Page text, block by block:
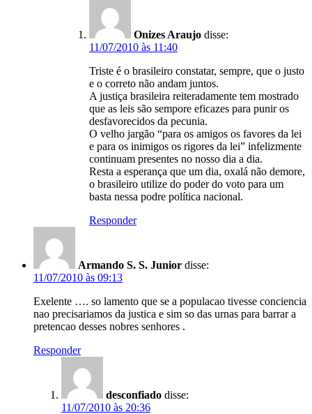
Onizes Araujo disse:
11/07/2010 às 11:40
Triste é o brasileiro constatar, sempre, que o justo
e o correto não andam juntos.
A justiça brasileira reiteradamente tem mostrado
que as leis são sempore eficazes para punir os
desfavorecidos da pecunia.
O velho jargão “para os amigos os favores da lei
e para os inimigos os rigores da lei” infelizmente
continuam presentes no nosso dia a dia.
Resta a esperança que um dia, oxalá não demore,
o brasileiro utilize do poder do voto para um
basta nessa podre política nacional.
Responder
Armando S. S. Junior disse:
11/07/2010 às 09:13
Exelente …. so lamento que se a populacao tivesse conciencia
nao precisariamos da justica e sim so das urnas para barrar a
pretencao desses nobres senhores .
Responder
desconfiado disse:
11/07/2010 às 20:36